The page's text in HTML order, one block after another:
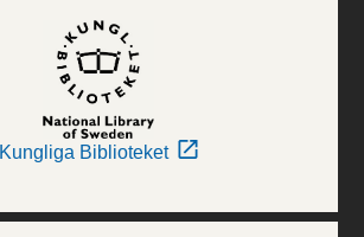
Kungliga Biblioteket